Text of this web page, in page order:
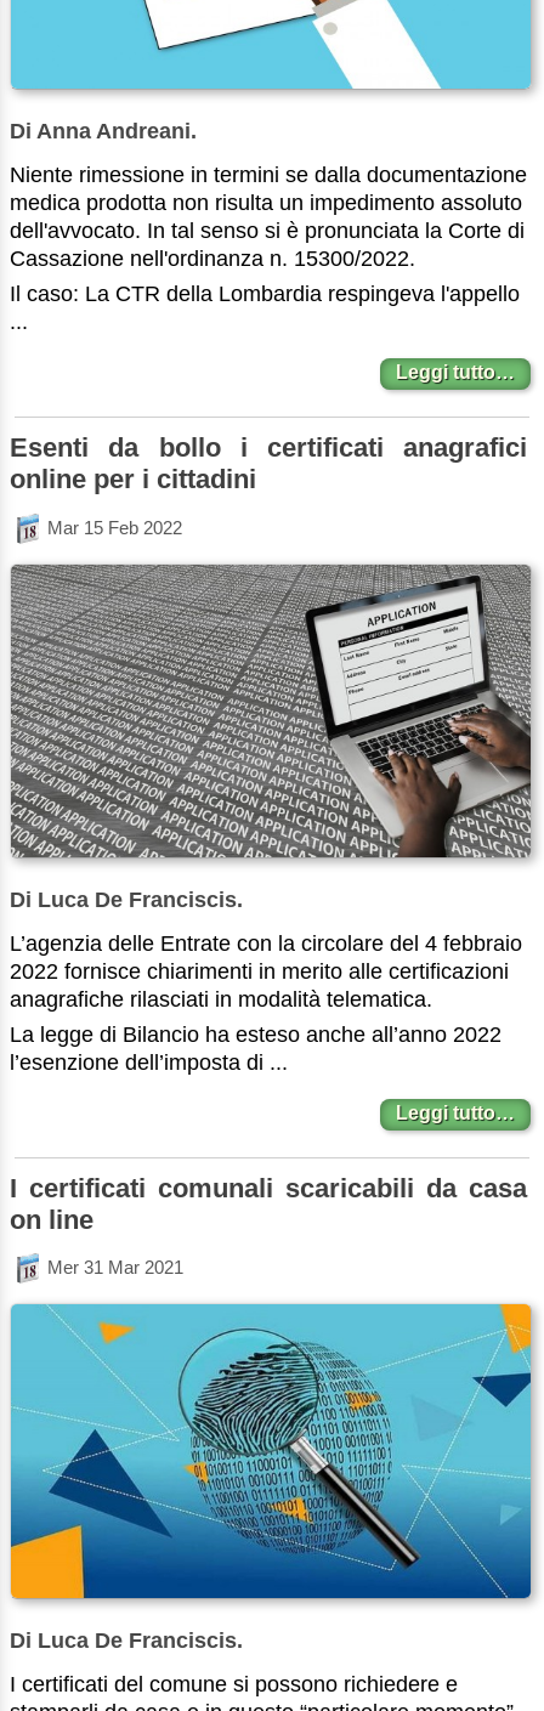
Di Anna Andreani.
Niente rimessione in termini se dalla documentazione
medica prodotta non risulta un impedimento assoluto
dell'avvocato. In tal senso si è pronunciata la Corte di
Cassazione nell'ordinanza n. 15300/2022.
Il caso: La CTR della Lombardia respingeva l'appello
...
Leggi tutto…
Esenti da bollo i certificati anagrafici
online per i cittadini
Mar 15 Feb 2022
Di Luca De Franciscis.
L’agenzia delle Entrate con la circolare del 4 febbraio
2022 fornisce chiarimenti in merito alle certificazioni
anagrafiche rilasciati in modalità telematica.
La legge di Bilancio ha esteso anche all’anno 2022
l’esenzione dell’imposta di ...
Leggi tutto…
I certificati comunali scaricabili da casa
on line
Mer 31 Mar 2021
Di Luca De Franciscis.
I certificati del comune si possono richiedere e